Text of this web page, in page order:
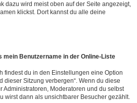
dazu wird meist oben auf der Seite angezeigt,
klickst. Dort kannst du alle deine
mein Benutzername in der Online-Liste
findest du in den Einstellungen eine Option
dieser Sitzung verbergen“. Wenn du diese
Administratoren, Moderatoren und du selbst
wirst dann als unsichtbarer Besucher gezählt.